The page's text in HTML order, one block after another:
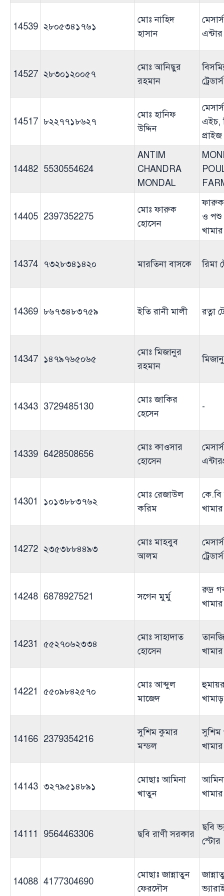
14539 ২৮০৫৩৪১৭৬১
মোঃ নাহিদ
হাসান
14527 ২৮৩০১২০০৫৭
মোঃ আনিছুর
রহমান
ট্রেডার্স
14517 ৮২২৭৭১৮৬২৭
মোঃ হানিফ
উদ্দিন
এইচ,
প্রাইজ
14482 5530554624
ANTIM
CHANDRA
MONDAL
14405 2397352275
মোঃ ফারুক
হোসেন
ও পশু
খামার
14374 ৭৩২৮৩৪১৪২০ মারতিনা বাসকে রিমা
14369 ৮৬৭৩৪৮৩৭৫৯ ইতি রানী মালী রত্না
14347 ১৪৭৯৭৬৫০৬৫
মোঃ মিজানুর
রহমান
14343 3729485130
মোঃ জাকির
হেসেন
-
14339 6428508656
মোঃ কাওসার
হোসেন
14301 ১০১৩৮৮৩৭৬২
মোঃ রেজাউল
করিম
খামার
14272 ২৩৫৩৮৮৪৪৯৩
মোঃ মাহবুব
আলম
ট্রেডার্স
14248 6878927521 সগেন মুর্মু
রুদ্র
খামার
14231 ৫৫২৭০৬২৩৩৪
মোঃ সাহাদাত
হোসেন
খামার
14221 ৫৫০৯৮৪২৫৭০
মোঃ আব্দুল
মাজেদ
খামাড়
14166 2379354216
সুশিম কুমার
মন্ডল
খামার
14143 ৩২৭৯৫১৪৮৯১
মোছাঃ আমিনা
খাতুন
খামার
14111 9564463306 ছবি রাণী সরকার
ছবি
স্টোর
14088 4177304690
মোছাঃ জান্নাতুন
ফেরদৌস